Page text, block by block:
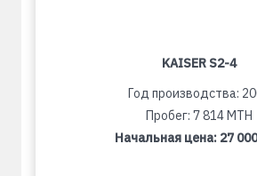
KAISER S2-4
Год производства:
Пробег: 7 814 MTH
Начальная цена: 27